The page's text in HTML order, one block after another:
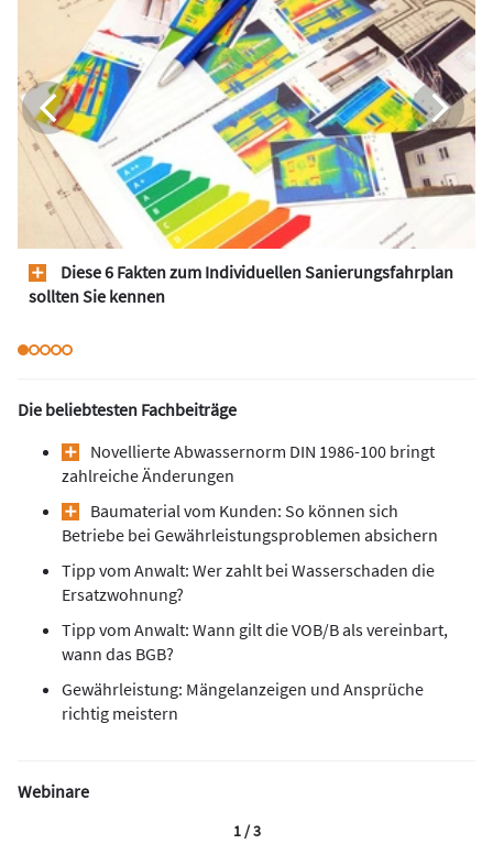
Diese 6 Fakten zum Individuellen Sanierungsfahrplan
sollten Sie kennen
Die beliebtesten Fachbeiträge
Novellierte Abwassernorm DIN 1986-100 bringt
zahlreiche Änderungen
Baumaterial vom Kunden: So können sich
Betriebe bei Gewährleistungsproblemen absichern
Tipp vom Anwalt: Wer zahlt bei Wasserschaden die
Ersatzwohnung?
Tipp vom Anwalt: Wann gilt die VOB/B als vereinbart,
wann das BGB?
Gewährleistung: Mängelanzeigen und Ansprüche
richtig meistern
Webinare
1 / 3